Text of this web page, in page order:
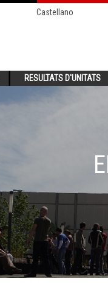
Castellano
RESULTATS D'UNITATS